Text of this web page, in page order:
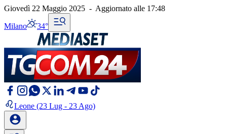
Giovedì 22 Maggio 2025 - Aggiornato alle 17:48
Milano 34°
Leone (23 Lug - 23 Ago)